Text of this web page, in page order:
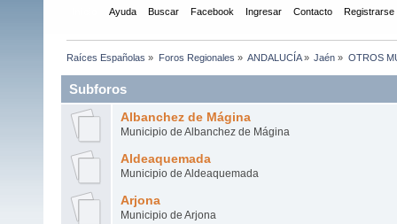
Ayuda Buscar Facebook Ingresar Contacto Registrarse
Raíces Españolas » Foros Regionales » ANDALUCÍA» Jaén » OTROS
Subforos
Albanchez de Mágina
Municipio de Albanchez de Mágina
Aldeaquemada
Municipio de Aldeaquemada
Arjona
Municipio de Arjona